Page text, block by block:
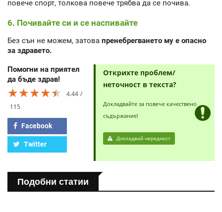
повече спорт, толкова повече трябва да се почива.
6. Почивайте си и се наспивайте
Без сън не можем, затова пренебрегването му е опасно
за здравето.
Помогни на приятел
да бъде здрав!
★★★★★
★★★★★
★★★★★
4.44
115
Facebook
Twitter
Открихте проблем/
неточност в текста?
Докладвайте за повече качествено
съдържание!
Докладвай нередност
Подобни статии